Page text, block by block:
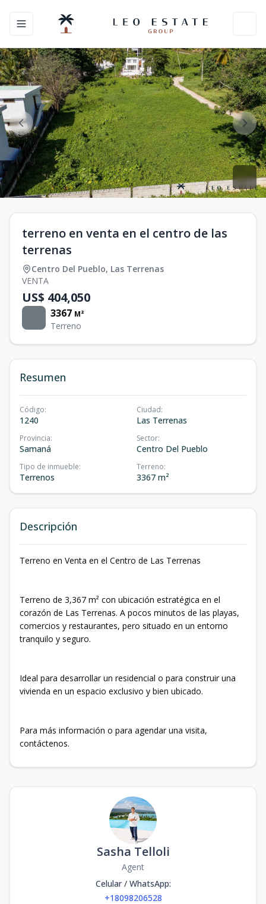
Toggle navigation menu
terreno en venta en el centro de las
terrenas
Centro Del Pueblo, Las Terrenas
VENTA
US$ 404,050
3367 M²
Terreno
Resumen
Código:
1240
Ciudad:
Las Terrenas
Provincia:
Samaná
Sector:
Centro Del Pueblo
Tipo de inmueble:
Terrenos
Terreno:
3367 m²
Descripción
Terreno en Venta en el Centro de Las Terrenas
Terreno de 3,367 m² con ubicación estratégica en el
corazón de Las Terrenas. A pocos minutos de las playas,
comercios y restaurantes, pero situado en un entorno
tranquilo y seguro.
Ideal para desarrollar un residencial o para construir una
vivienda en un espacio exclusivo y bien ubicado.
Para más información o para agendar una visita,
contáctenos.
Sasha Telloli
Agent
Celular / WhatsApp:
+18098206528